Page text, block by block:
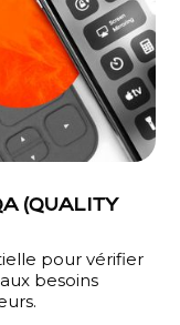
(QUALITY
pour vérifier
besoins